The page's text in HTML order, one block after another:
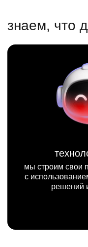
знаем, что
мы на
и примерах
нашей